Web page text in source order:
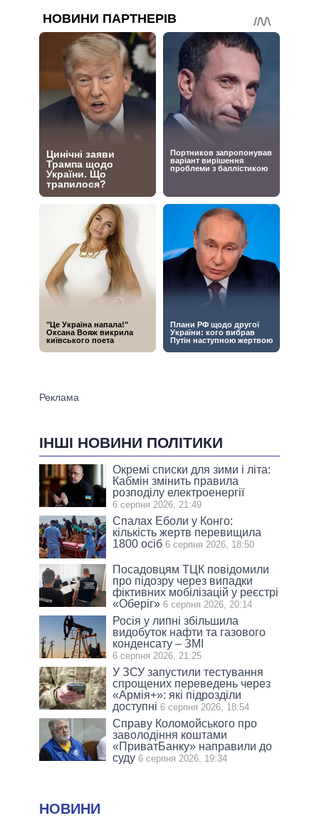
ІНШІ НОВИНИ ПОЛІТИКИ
Окремі списки для зими і літа:
Кабмін змінить правила
розподілу електроенергії
6 серпня 2026, 21:49
Спалах Еболи у Конго:
кількість жертв перевищила
1800 осіб 6 серпня 2026, 18:50
Посадовцям ТЦК повідомили
про підозру через випадки
фіктивних мобілізацій у реєстрі
«Оберіг» 6 серпня 2026, 20:14
Росія у липні збільшила
видобуток нафти та газового
конденсату – ЗМІ
6 серпня 2026, 21:25
У ЗСУ запустили тестування
спрощених переведень через
«Армія+»: які підрозділи
доступні 6 серпня 2026, 18:54
Справу Коломойського про
заволодіння коштами
«ПриватБанку» направили до
суду 6 серпня 2026, 19:34
НОВИНИ